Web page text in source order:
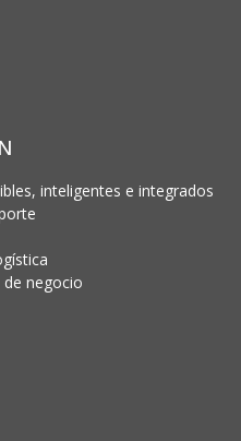
inteligentes e integrados
negocio